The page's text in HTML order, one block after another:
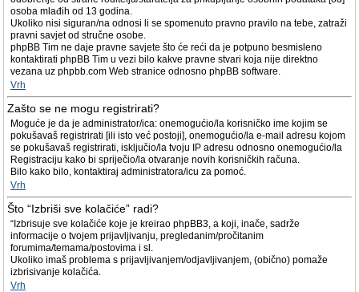
osoba mlađih od 13 godina.
Ukoliko nisi siguran/na odnosi li se spomenuto pravno pravilo na tebe, zatraži
pravni savjet od stručne osobe.
phpBB Tim ne daje pravne savjete što će reći da je potpuno besmisleno
kontaktirati phpBB Tim u vezi bilo kakve pravne stvari koja nije direktno
vezana uz phpbb.com Web stranice odnosno phpBB software.
Vrh
Zašto se ne mogu registrirati?
Moguće je da je administrator/ica: onemogućio/la korisničko ime kojim se
pokušavaš registrirati [ili isto već postoji], onemogućio/la e-mail adresu kojom
se pokušavaš registrirati, isključio/la tvoju IP adresu odnosno onemogućio/la
Registraciju kako bi spriječio/la otvaranje novih korisničkih računa.
Bilo kako bilo, kontaktiraj administratora/icu za pomoć.
Vrh
Što “Izbriši sve kolačiće” radi?
“Izbrisuje sve kolačiće koje je kreirao phpBB3, a koji, inače, sadrže
informacije o tvojem prijavljivanju, pregledanim/pročitanim
forumima/temama/postovima i sl.
Ukoliko imaš problema s prijavljivanjem/odjavljivanjem, (obično) pomaže
izbrisivanje kolačića.
Vrh